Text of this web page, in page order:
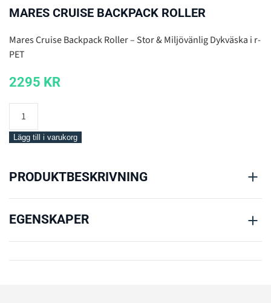
MARES CRUISE BACKPACK ROLLER
Mares Cruise Backpack Roller – Stor & Miljövänlig Dykväska i r-
PET
2295 KR
Mares
Backpack
Lägg till i varukorg
PRODUKTBESKRIVNING
EGENSKAPER